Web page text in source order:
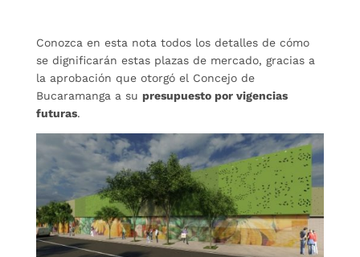
Conozca en esta nota todos los detalles de cómo
se dignificarán estas plazas de mercado, gracias a
la aprobación que otorgó el Concejo de
Bucaramanga a su presupuesto por vigencias
futuras.